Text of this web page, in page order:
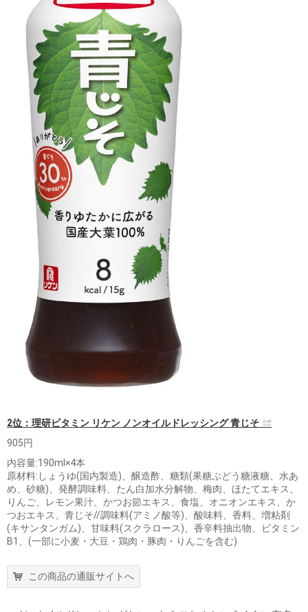
2位：理研ビタミン リケン ノンオイルドレッシング 青じそ
905円
内容量:190ml×4本
原材料:しょうゆ(国内製造)、醸造酢、糖類(果糖ぶどう糖液糖、水あ
め、砂糖)、発酵調味料、たん白加水分解物、梅肉、ほたてエキス、
りんご、レモン果汁、かつお節エキス、食塩、オニオンエキス、か
つおエキス、青じそ//調味料(アミノ酸等)、酸味料、香料、増粘剤
(キサンタンガム)、甘味料(スクラロース)、香辛料抽出物、ビタミン
B1、(一部に小麦・大豆・鶏肉・豚肉・りんごを含む)
この商品の通販サイトへ